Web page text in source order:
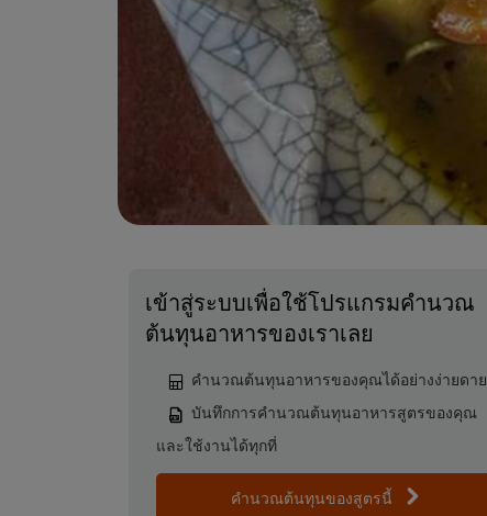
เข้าสู่ระบบเพื่อใช้โปรแกรมคำนวณ
ต้นทุนอาหารของเราเลย
คำนวณต้นทุนอาหารของคุณได้อย่างง่ายดาย
บันทึกการคำนวณต้นทุนอาหารสูตรของคุณ
และใช้งานได้ทุกที่
คำนวณต้นทุนของสูตรนี้